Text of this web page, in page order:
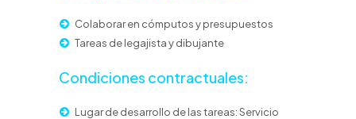
Colaborar en cómputos y presupuestos
Tareas de legajista y dibujante
Condiciones contractuales:
Lugar de desarrollo de las tareas: Servicio